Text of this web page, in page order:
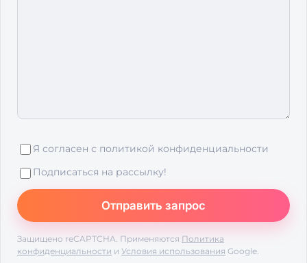
Я согласен с политикой конфиденциальности
Подписаться на рассылку!
Защищено reCAPTCHA. Применяются Политика
конфиденциальности и Условия использования Google.